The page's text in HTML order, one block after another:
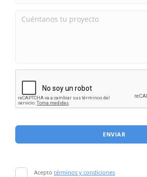
ENVIAR
Acepto términos y condiciones